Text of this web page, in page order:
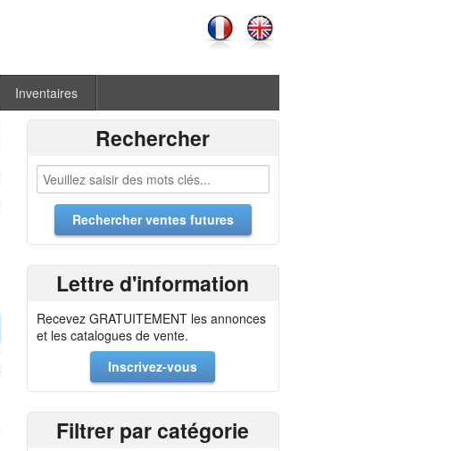
Inventaires
Rechercher
Lettre d'information
Recevez GRATUITEMENT les annonces
et les catalogues de vente.
Inscrivez-vous
Filtrer par catégorie